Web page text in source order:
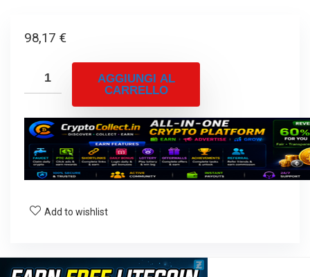
98,17 €
AGGIUNGI AL
CARRELLO
Add to wishlist